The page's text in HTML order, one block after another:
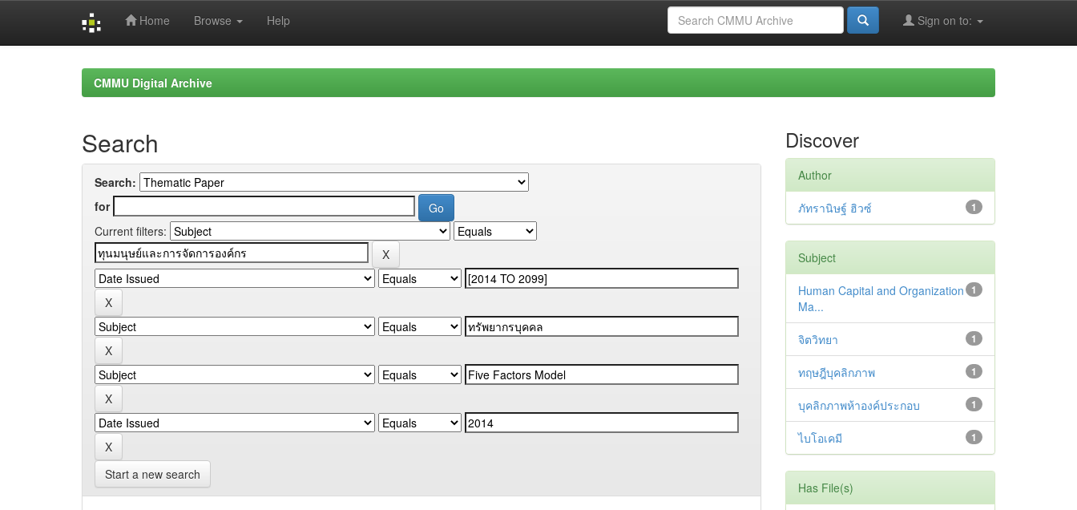
Home Browse Help Sign on to:
CMMU Digital Archive
Search
Search:
for
Current filters:
Start a new search
Discover
Author
1
ภัทรานิษฐ์ ฮิวซ์
Subject
1
Human Capital and Organization
Ma...
1
จิตวิทยา
1
ทฤษฎีบุคลิกภาพ
1
บุคลิกภาพห้าองค์ประกอบ
1
ไบโอเคมี
Has File(s)